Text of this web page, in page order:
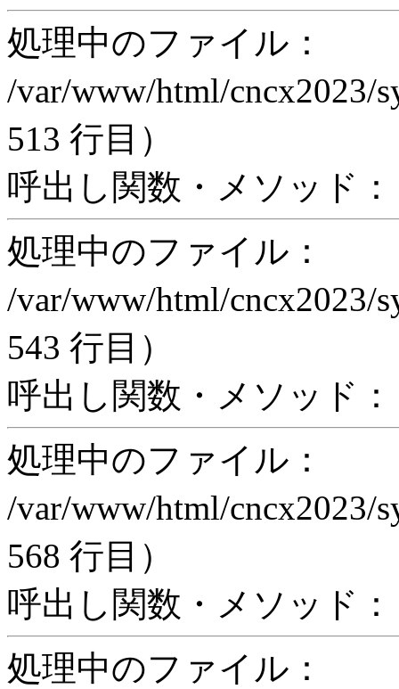
処理中のファイル：
/var/www/html/cncx2023/
513 行目）
呼出し関数・メソッド：
処理中のファイル：
/var/www/html/cncx2023/
543 行目）
呼出し関数・メソッド：
処理中のファイル：
/var/www/html/cncx2023/
568 行目）
呼出し関数・メソッド：
処理中のファイル：